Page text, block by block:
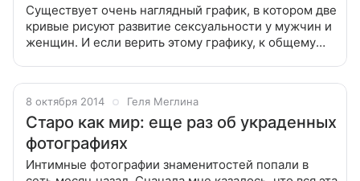
Существует очень наглядный график, в котором две
кривые рисуют развитие сексуальности у мужчин и
женщин. И если верить этому графику, к общему
8 октября 2014 Геля Меглина
Старо как мир: еще раз об украденных
фотографиях
Интимные фотографии знаменитостей попали в